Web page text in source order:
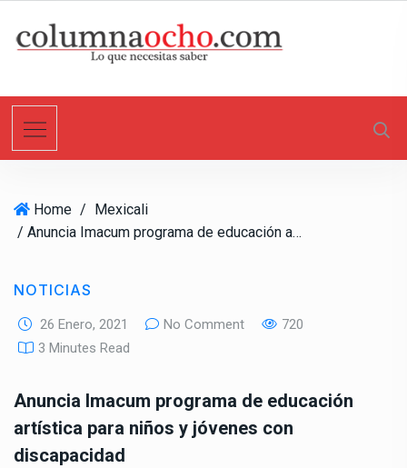
t
Home / Mexicali
/ Anuncia Imacum programa de educación artística para niños y jóvenes con discapacidad
NOTICIAS
26 Enero, 2021 No Comment
720
3 Minutes Read
Anuncia Imacum programa de educación
artística para niños y jóvenes con
discapacidad